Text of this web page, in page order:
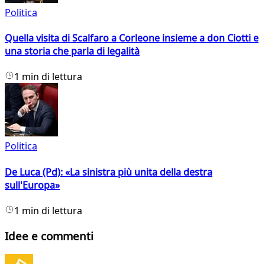
Politica
Quella visita di Scalfaro a Corleone insieme a don Ciotti e
una storia che parla di legalità
1 min di lettura
Politica
De Luca (Pd): «La sinistra più unita della destra
sull'Europa»
1 min di lettura
Idee e commenti